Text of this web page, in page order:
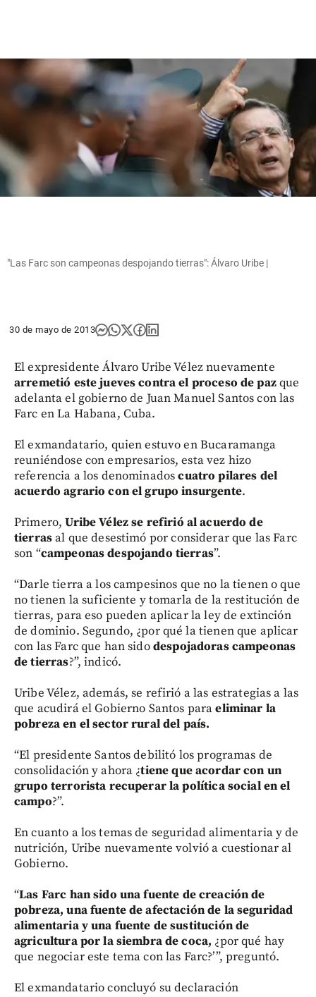
"Las Farc son campeonas despojando tierras": Álvaro Uribe |
30 de mayo de 2013
El expresidente Álvaro Uribe Vélez nuevamente
arremetió este jueves contra el proceso de pazque
adelanta el gobierno de Juan Manuel Santos con las
Farc en La Habana, Cuba.
El exmandatario, quien estuvo en Bucaramanga
reuniéndose con empresarios, esta vez hizo
referencia a los denominadoscuatro pilares del
acuerdo agrario con el grupo insurgente.
Primero,Uribe Vélez se refirió al acuerdo de
tierrasal que desestimó por considerar que las Farc
son “campeonas despojando tierras”.
“Darle tierra a los campesinos que no la tienen o que
no tienen la suficiente y tomarla de la restitución de
tierras, para eso pueden aplicar la ley de extinción
de dominio. Segundo, ¿por qué la tienen que aplicar
con las Farc que han sidodespojadoras campeonas
de tierras?”, indicó.
Uribe Vélez, además, se refirió a las estrategias a las
que acudirá el Gobierno Santos paraeliminar la
pobreza en el sector rural del país.
“El presidente Santos debilitó los programas de
consolidación y ahora ¿tiene que acordar con un
grupo terrorista recuperar la política social en el
campo?”.
En cuanto a los temas de seguridad alimentaria y de
nutrición, Uribe nuevamente volvió a cuestionar al
Gobierno.
“Las Farc han sido una fuente de creación de
pobreza, una fuente de afectación de la seguridad
alimentaria y una fuente de sustitución de
agricultura por la siembra de coca, ¿por qué hay
que negociar este tema con las Farc?’”, preguntó.
El exmandatario concluyó su declaración